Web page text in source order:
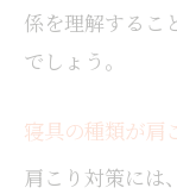
係を理解するこ
でしょう。
寝具の種類が肩
肩こり対策には